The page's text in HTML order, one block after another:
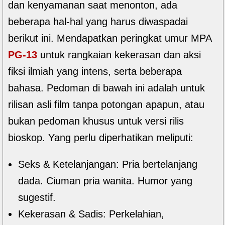
dan kenyamanan saat menonton, ada
beberapa hal-hal yang harus diwaspadai
berikut ini. Mendapatkan peringkat umur MPA
PG-13 untuk rangkaian kekerasan dan aksi
fiksi ilmiah yang intens, serta beberapa
bahasa. Pedoman di bawah ini adalah untuk
rilisan asli film tanpa potongan apapun, atau
bukan pedoman khusus untuk versi rilis
bioskop. Yang perlu diperhatikan meliputi:
Seks & Ketelanjangan: Pria bertelanjang
dada. Ciuman pria wanita. Humor yang
sugestif.
Kekerasan & Sadis: Perkelahian,